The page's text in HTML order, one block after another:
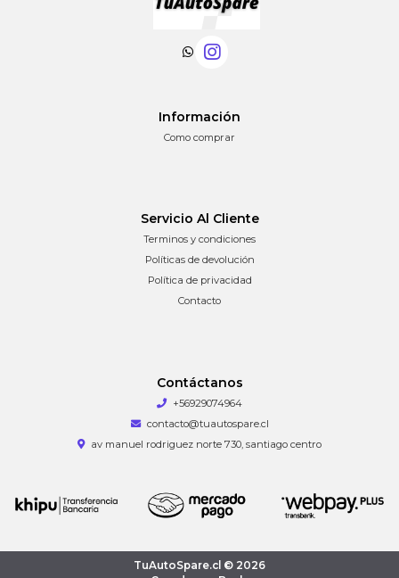
Información
Como comprar
Servicio Al Cliente
Terminos y condiciones
Políticas de devolución
Política de privacidad
Contacto
Contáctanos
+56929074964
contacto@tuautospare.cl
av manuel rodriguez norte 730, santiago centro
TuAutoSpare.cl © 2026